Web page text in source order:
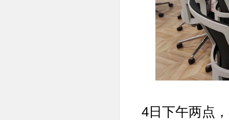
4日下午两点，